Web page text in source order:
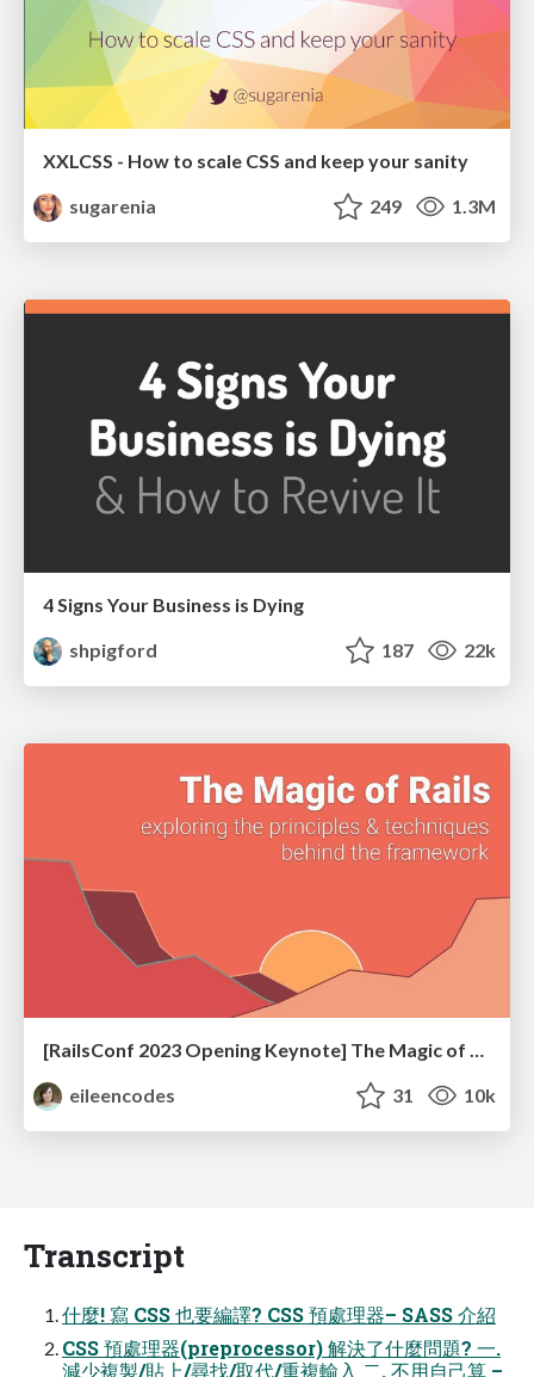
XXLCSS - How to scale CSS and keep your sanity
sugarenia
249 1.3M
4 Signs Your Business is Dying
shpigford
187 22k
eileencodes
31 10k
Transcript
什麼! 寫 CSS 也要編譯? CSS 預處理器– SASS 介紹
CSS 預處理器(preprocessor) 解決了什麼問題? 一.
減少複製/貼上/尋找/取代/重複輸入 二. 不用自己算 –